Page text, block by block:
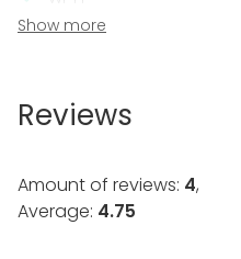
CD / DVD player
Framework agreement
Dance floor
Note-taking material
Show more
Reviews
Amount of reviews: 4,
Average: 4.75